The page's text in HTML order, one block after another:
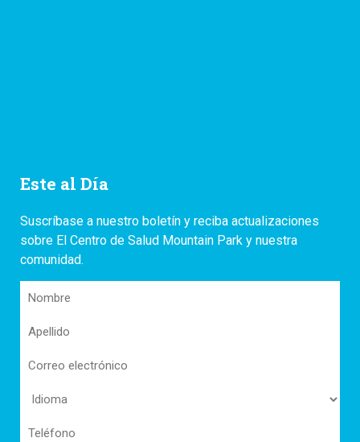
Este al Día
Suscríbase a nuestro boletín y reciba actualizaciones
sobre El Centro de Salud Mountain Park y nuestra
comunidad.
Nombre
Apellido
Correo
(Required)
Idioma
Teléfono